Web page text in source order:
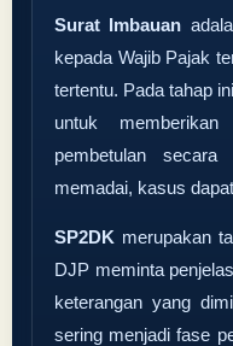
Surat Imbauan
kepada Wajib Pajak
tertentu. Pada tahap
untuk
pembetulan
memadai, kasus
SP2DK merupakan
DJP meminta
keterangan yang
sering menjadi fase